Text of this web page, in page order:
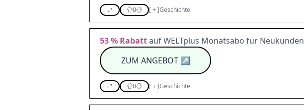
0 [+]Geschichte
53 % Rabattauf WELTplus Monatsabo für Neukunden
ZUM ANGEBOT↗
0 [+]Geschichte